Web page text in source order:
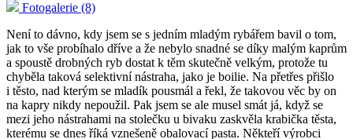
Fotogalerie (8)
Není to dávno, kdy jsem se s jedním mladým rybářem bavil o tom,
jak to vše probíhalo dříve a že nebylo snadné se díky malým kaprům
a spoustě drobných ryb dostat k těm skutečně velkým, protože tu
chyběla taková selektivní nástraha, jako je boilie. Na přetřes přišlo
i těsto, nad kterým se mladík pousmál a řekl, že takovou věc by on
na kapry nikdy nepoužil. Pak jsem se ale musel smát já, když se
mezi jeho nástrahami na stolečku u bivaku zaskvěla krabička těsta,
kterému se dnes říká vznešeně obalovací pasta. Někteří výrobci